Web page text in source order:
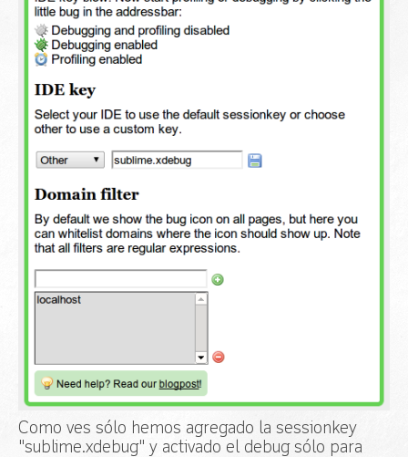
Como ves sólo hemos agregado la sessionkey
"sublime.xdebug" y activado el debug sólo para